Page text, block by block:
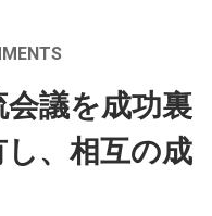
議を成功裏
、相互の成